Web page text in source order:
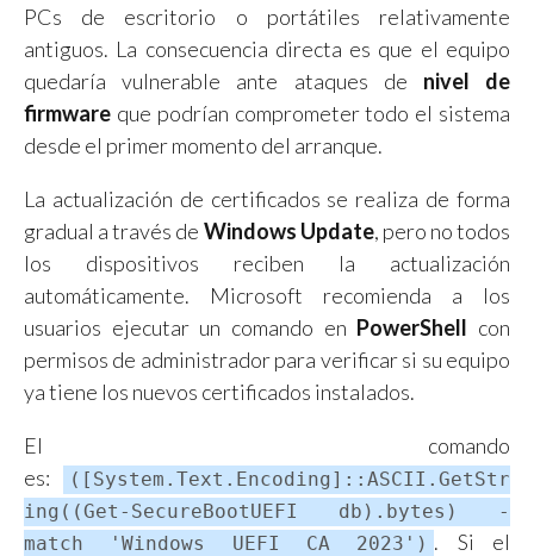
PCs de escritorio o portátiles relativamente
antiguos. La consecuencia directa es que el equipo
quedaría vulnerable ante ataques de nivel de
firmware que podrían comprometer todo el sistema
desde el primer momento del arranque.
La actualización de certificados se realiza de forma
gradual a través de Windows Update, pero no todos
los dispositivos reciben la actualización
automáticamente. Microsoft recomienda a los
usuarios ejecutar un comando en PowerShell con
permisos de administrador para verificar si su equipo
ya tiene los nuevos certificados instalados.
El comando
es:
([System.Text.Encoding]::ASCII.GetStr
ing((Get-SecureBootUEFI db).bytes) -
match 'Windows UEFI CA 2023') . Si el